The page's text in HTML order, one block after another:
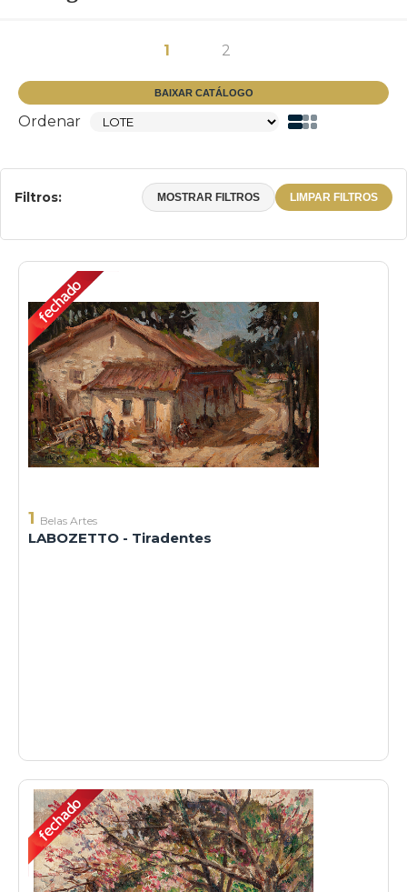
1 2
BAIXAR CATÁLOGO
Ordenar
Filtros: MOSTRAR FILTROS LIMPAR FILTROS
1 Belas Artes
LABOZETTO - Tiradentes